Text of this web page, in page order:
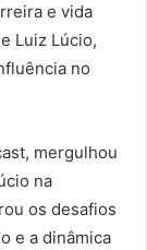
e vida
Luiz Lúcio,
no
mergulhou
na
os desafios
e a dinâmica